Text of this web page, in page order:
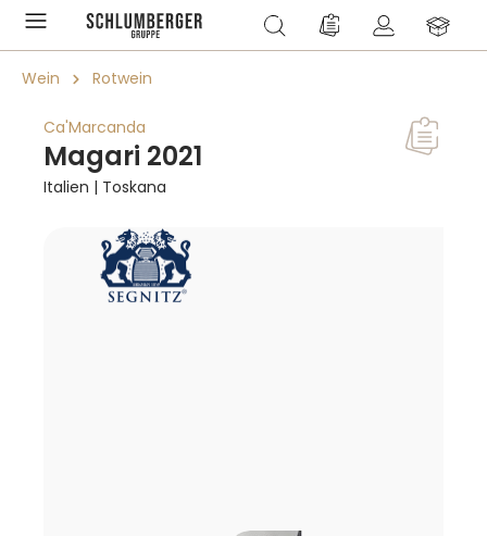
springen Du hast 0 Produkte
Wein Rotwein
Ca'Marcanda
Magari 2021
Italien | Toskana
Bildergalerie überspringen